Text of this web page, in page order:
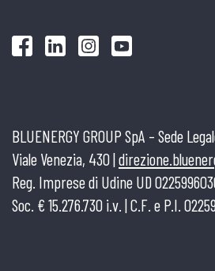
BLUENERGY GROUP SpA – Sede
Viale Venezia, 430 |
Reg. Imprese di Udine UD
Soc. € 15.276.730 i.v. | C.F. e P.I.